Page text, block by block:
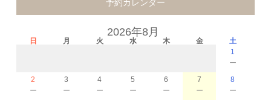
予約カレンダー
2026年8月
日 月 火 水 木 金
土
1
－
2
－
3
－
4
－
5
－
6
－
7
－
8
－